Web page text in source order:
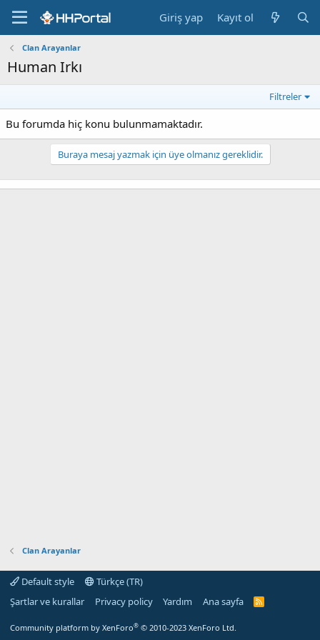
Giriş yap Kayıt ol
Clan Arayanlar
Human Irkı
Filtreler
Bu forumda hiç konu bulunmamaktadır.
Buraya mesaj yazmak için üye olmanız gereklidir.
Clan Arayanlar
Default style
Türkçe (TR)
Şartlar ve kurallar
Privacy policy Yardım Ana sayfa
R
Community platform by XenForo® © 2010-2023 XenForo Ltd.